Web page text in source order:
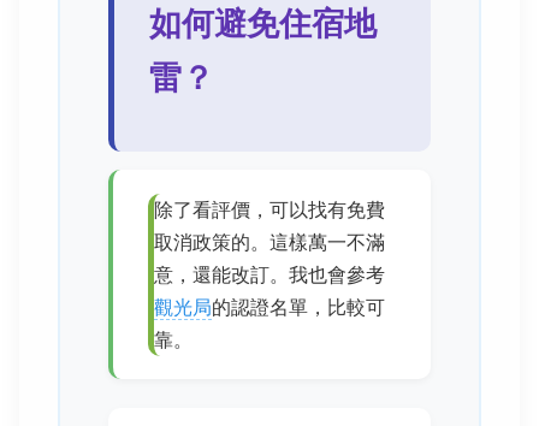
如何避免住宿地
雷？
除了看評價，可以找有免費
取消政策的。這樣萬一不滿
意，還能改訂。我也會參考
觀光局的認證名單，比較可
靠。